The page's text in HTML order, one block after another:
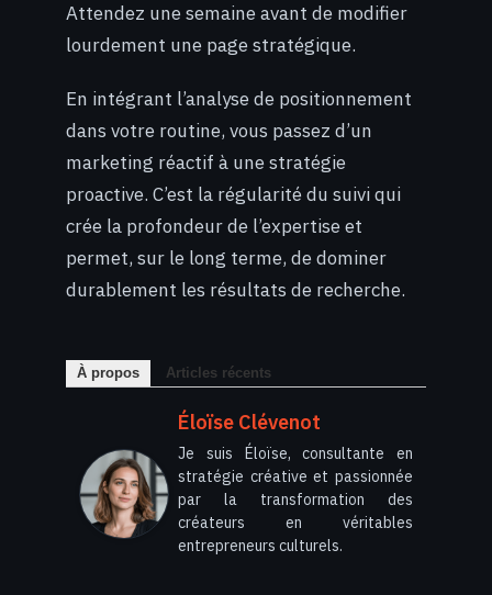
Attendez une semaine avant de modifier
lourdement une page stratégique.
En intégrant l’analyse de positionnement
dans votre routine, vous passez d’un
marketing réactif à une stratégie
proactive. C’est la régularité du suivi qui
crée la profondeur de l’expertise et
permet, sur le long terme, de dominer
durablement les résultats de recherche.
À propos Articles récents
Éloïse Clévenot
Je suis Éloïse, consultante en
stratégie créative et passionnée
par la transformation des
créateurs en véritables
entrepreneurs culturels.